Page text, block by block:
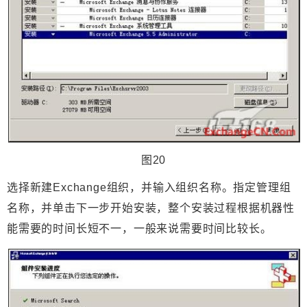
图20
选择新建Exchange组织，并输入组织名称。指定管理组
名称，并单击下一步开始安装，整个安装过程根据机器性
能需要的时间长短不一，一般来说需要时间比较长。